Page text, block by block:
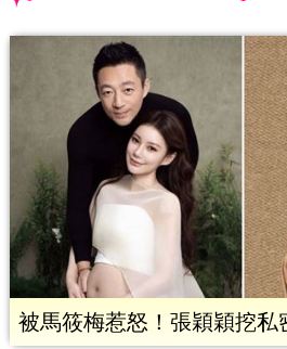
被馬筱梅惹怒！張穎穎挖私